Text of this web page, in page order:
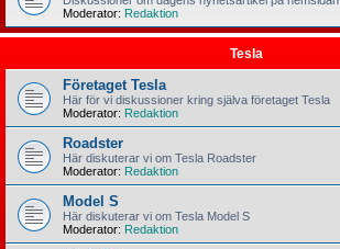
Moderator: Redaktion
Tesla
Företaget Tesla
Här för vi diskussioner kring själva företaget Tesla
Moderator: Redaktion
Roadster
Här diskuterar vi om Tesla Roadster
Moderator: Redaktion
Model S
Här diskuterar vi om Tesla Model S
Moderator: Redaktion